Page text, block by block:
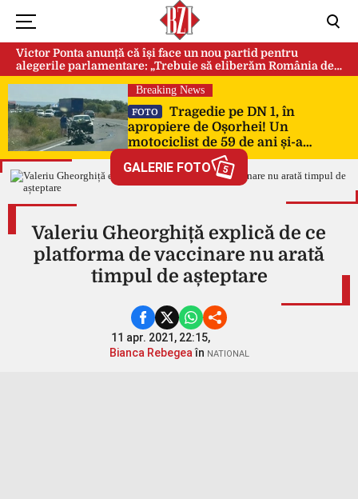
Victor Ponta anunță că își face un nou partid pentru
alegerile parlamentare: „Trebuie să eliberăm România de
această sectă globalistă”
Breaking News
FOTO
Tragedie pe DN 1, în
apropiere de Oșorhei! Un
motociclist de 59 de ani și-a
pierdut viața după impactul cu
două mașini!
GALERIE FOTO 5
Valeriu Gheorghiță explică de ce
platforma de vaccinare nu arată
timpul de așteptare
11 apr. 2021, 22:15,
Bianca Rebegeaîn NATIONAL